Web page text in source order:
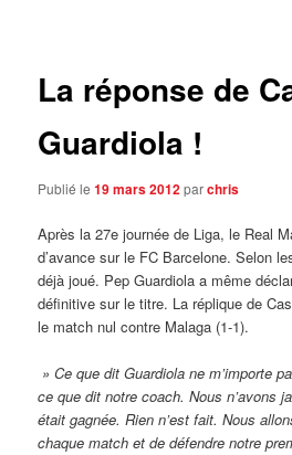
La réponse de
Guardiola !
Publié le19 mars 2012parchris
Après la 27e journée de Liga, le Real
d’avance sur le FC Barcelone. Selon
déjà joué. Pep Guardiola a même
définitive sur le titre. La réplique de
le match nul contre Malaga (1-1).
» Ce que dit Guardiola ne m’importe
ce que dit notre coach. Nous n’avons
était gagnée. Rien n’est fait. Nous
chaque match et de défendre notre